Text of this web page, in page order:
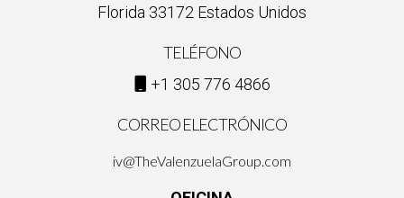
comunes dentro del ecoturismo.
¿Por qué es importante personalizar las
cultural del lugar, lo cual atrae a turistas interesados en
siempre estar atento a las nuevas tendencias turísticas e
Florida 33172 Estados Unidos
TELÉFONO
+1 305 776 4866
CORREO ELECTRÓNICO
iv@TheValenzuelaGroup.com